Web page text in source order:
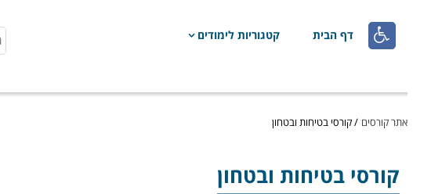
 דף הבית קטגוריות לימודים
אתר קורסים /קורסי בטיחות ובטחון
קורסי בטיחות ובטחון